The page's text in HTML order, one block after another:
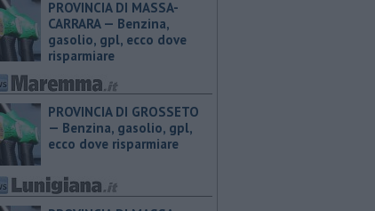
PROVINCIA DI MASSA-
CARRARA — ​Benzina,
gasolio, gpl, ecco dove
risparmiare
PROVINCIA DI GROSSETO
— ​Benzina, gasolio, gpl,
ecco dove risparmiare